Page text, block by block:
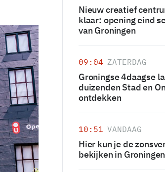
Nieuw creatief
klaar: opening eind
van Groningen
09:04 ZATERDAG
Groningse 4daagse
duizenden Stad en
ontdekken
10:51 VANDAAG
Hier kun je de
bekijken in Groningen